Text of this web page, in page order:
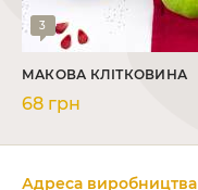
3
МАКОВА КЛІТКОВИНА
68 грн
Адреса виробництва